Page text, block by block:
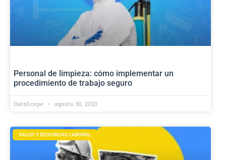
Personal de limpieza: cómo implementar un
procedimiento de trabajo seguro
DataScope agosto 30, 2023
SALUD Y SEGURIDAD LABORAL